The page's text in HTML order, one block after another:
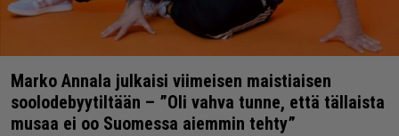
Marko Annala julkaisi viimeisen maistiaisen
soolodebyytiltään – ”Oli vahva tunne, että tällaista
musaa ei oo Suomessa aiemmin tehty”